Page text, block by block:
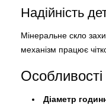
Надійність
Мінеральне скло
механізм працює
Діаметр